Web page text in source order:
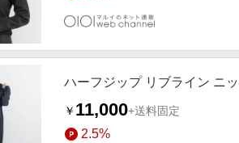
ハーフジップ リブライン ニ
￥ 11,000+送料固定
2.5%